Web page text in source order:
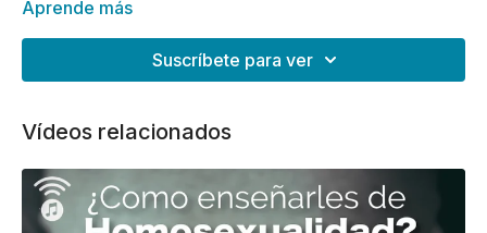
Aprende más
Suscríbete para ver
Vídeos relacionados